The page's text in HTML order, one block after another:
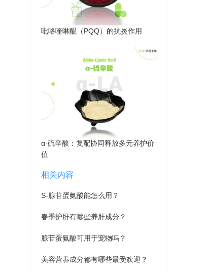
吡咯喹啉醌（PQQ）的抗炎作用
α-硫辛酸：复配协同释放多元养护价
值
相关内容
S-腺苷蛋氨酸能怎么用？
春季护肝有哪些养肝成分？
腺苷蛋氨酸可用于宠物吗？
美容营养成分都有哪些最受欢迎？